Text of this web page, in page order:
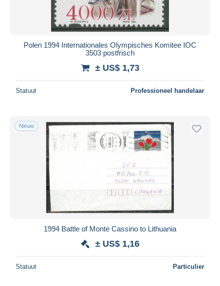
Polen 1994 Internationales Olympisches Komitee IOC
3503 postfrisch
± US$ 1,73
Statuut Professioneel handelaar
Nieuw
1994 Battle of Monte Cassino to Lithuania
± US$ 1,16
Statuut Particulier